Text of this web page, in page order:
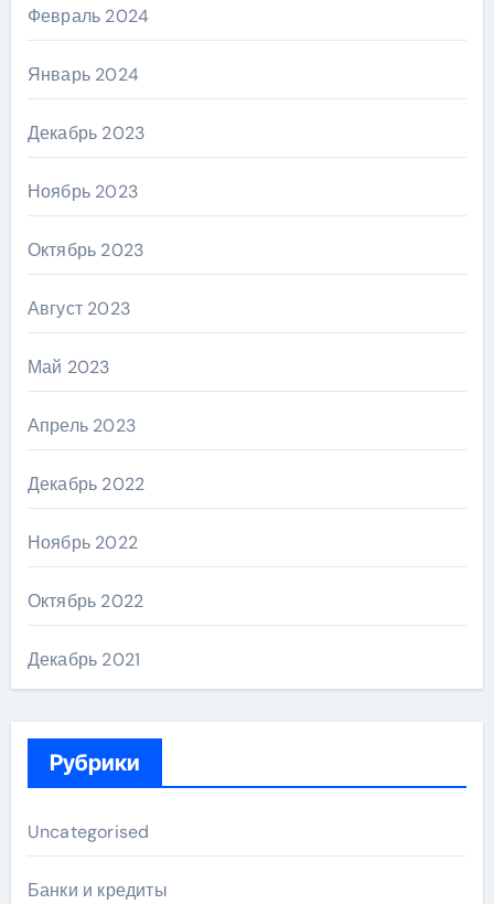
Февраль 2024
Январь 2024
Декабрь 2023
Ноябрь 2023
Октябрь 2023
Август 2023
Май 2023
Апрель 2023
Декабрь 2022
Ноябрь 2022
Октябрь 2022
Декабрь 2021
Рубрики
Uncategorised
Банки и кредиты